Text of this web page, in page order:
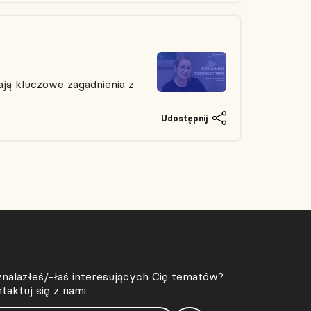
kluczowe zagadnienia z
Udostępnij
łaś interesujących Cię tematów?
się z nami